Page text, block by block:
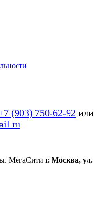
(903) 750-62-92 или
МегаСити г. Москва, ул.